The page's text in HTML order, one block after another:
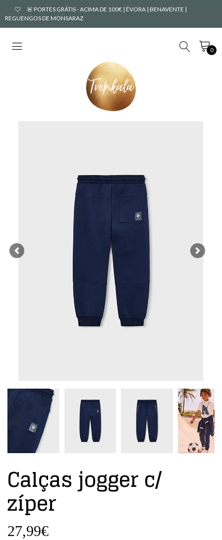
🚨 PORTES GRÁTIS - ACIMA DE 100€ | ÉVORA | BENAVENTE |
REGUENGOS DE MONSARAZ
0
Previous Next
Calças jogger c/
zíper
27,99€